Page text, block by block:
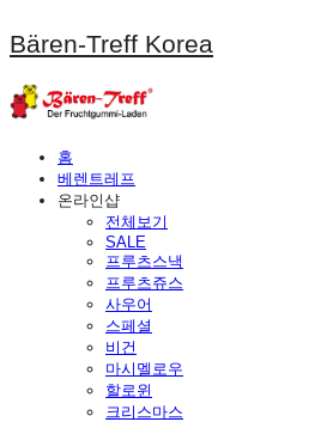
Bären-Treff Korea
홈
베렌트레프
온라인샵
전체보기
SALE
프루츠스낵
프루츠쥬스
사우어
스페셜
비건
마시멜로우
할로윈
크리스마스